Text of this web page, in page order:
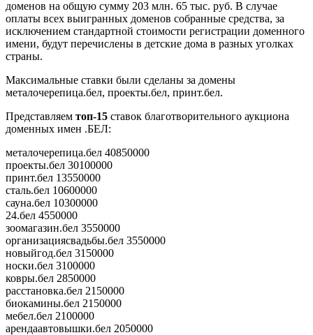
доменов на общую сумму 203 млн. 65 тыс. руб. В случае
оплаты всех выигранных доменов собранные средства, за
исключением стандартной стоимости регистрации доменного
имени, будут перечислены в детские дома в разных уголках
страны.
Максимальные ставки были сделаны за домены
металочерепица.бел, проекты.бел, принт.бел.
Представляем топ-15 ставок благотворительного аукциона
доменных имен .БЕЛ:
металочерепица.бел 40850000
проекты.бел 30100000
принт.бел 13550000
сталь.бел 10600000
сауна.бел 10300000
24.бел 4550000
зоомагазин.бел 3550000
организациясвадьбы.бел 3550000
новыйгод.бел 3150000
носки.бел 3100000
ковры.бел 2850000
расстановка.бел 2150000
биокамины.бел 2150000
мебел.бел 2100000
арендаавтовышки.бел 2050000